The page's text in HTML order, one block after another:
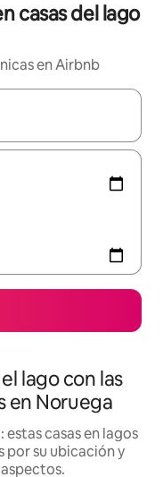
casas del lago
en Airbnb
navega con las
lago con las
en Noruega
estas casas en lagos
por su ubicación y